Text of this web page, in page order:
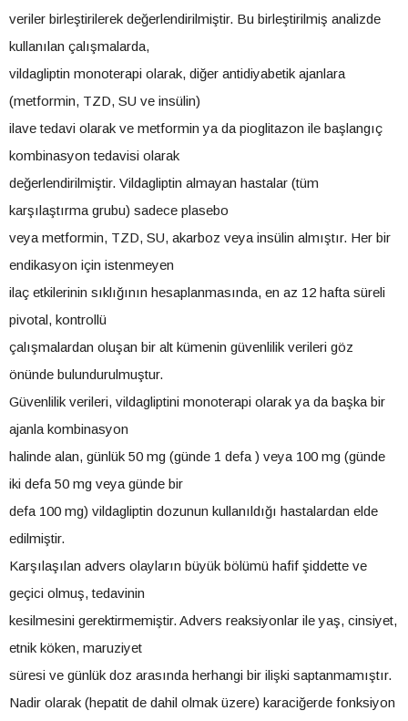
veriler birleştirilerek değerlendirilmiştir. Bu birleştirilmiş analizde
kullanılan çalışmalarda,
vildagliptin monoterapi olarak, diğer antidiyabetik ajanlara
(metformin, TZD, SU ve insülin)
ilave tedavi olarak ve metformin ya da pioglitazon ile başlangıç
kombinasyon tedavisi olarak
değerlendirilmiştir. Vildagliptin almayan hastalar (tüm
karşılaştırma grubu) sadece plasebo
veya metformin, TZD, SU, akarboz veya insülin almıştır. Her bir
endikasyon için istenmeyen
ilaç etkilerinin sıklığının hesaplanmasında, en az 12 hafta süreli
pivotal, kontrollü
çalışmalardan oluşan bir alt kümenin güvenlilik verileri göz
önünde bulundurulmuştur.
Güvenlilik verileri, vildagliptini monoterapi olarak ya da başka bir
ajanla kombinasyon
halinde alan, günlük 50 mg (günde 1 defa ) veya 100 mg (günde
iki defa 50 mg veya günde bir
defa 100 mg) vildagliptin dozunun kullanıldığı hastalardan elde
edilmiştir.
Karşılaşılan advers olayların büyük bölümü hafif şiddette ve
geçici olmuş, tedavinin
kesilmesini gerektirmemiştir. Advers reaksiyonlar ile yaş, cinsiyet,
etnik köken, maruziyet
süresi ve günlük doz arasında herhangi bir ilişki saptanmamıştır.
Nadir olarak (hepatit de dahil olmak üzere) karaciğerde fonksiyon